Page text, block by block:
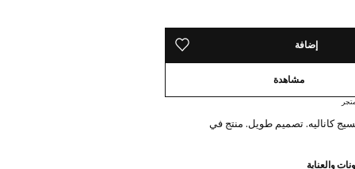
إضافة حفظه في قائمة منتجاتك المفضلة
مشاهدة
كاناليه. تصميم طويل. منتج في
والعناية